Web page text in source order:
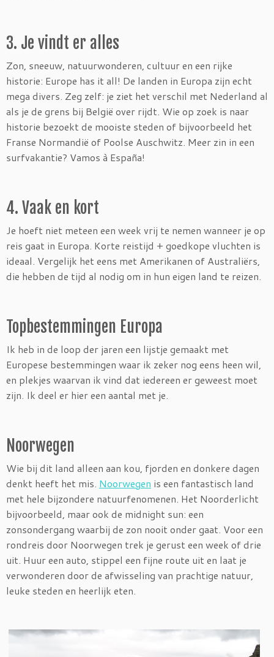
3. Je vindt er alles
Zon, sneeuw, natuurwonderen, cultuur en een rijke
historie: Europe has it all! De landen in Europa zijn echt
mega divers. Zeg zelf: je ziet het verschil met Nederland al
als je de grens bij België over rijdt. Wie op zoek is naar
historie bezoekt de mooiste steden of bijvoorbeeld het
Franse Normandië of Poolse Auschwitz. Meer zin in een
surfvakantie? Vamos à España!
4. Vaak en kort
Je hoeft niet meteen een week vrij te nemen wanneer je op
reis gaat in Europa. Korte reistijd + goedkope vluchten is
ideaal. Vergelijk het eens met Amerikanen of Australiërs,
die hebben de tijd al nodig om in hun eigen land te reizen.
Topbestemmingen Europa
Ik heb in de loop der jaren een lijstje gemaakt met
Europese bestemmingen waar ik zeker nog eens heen wil,
en plekjes waarvan ik vind dat iedereen er geweest moet
zijn. Ik deel er hier een aantal met je.
Noorwegen
Wie bij dit land alleen aan kou, fjorden en donkere dagen
denkt heeft het mis. Noorwegen is een fantastisch land
met hele bijzondere natuurfenomenen. Het Noorderlicht
bijvoorbeeld, maar ook de midnight sun: een
zonsondergang waarbij de zon nooit onder gaat. Voor een
rondreis door Noorwegen trek je gerust een week of drie
uit. Huur een auto, stippel een fijne route uit en laat je
verwonderen door de afwisseling van prachtige natuur,
leuke steden en heerlijk eten.